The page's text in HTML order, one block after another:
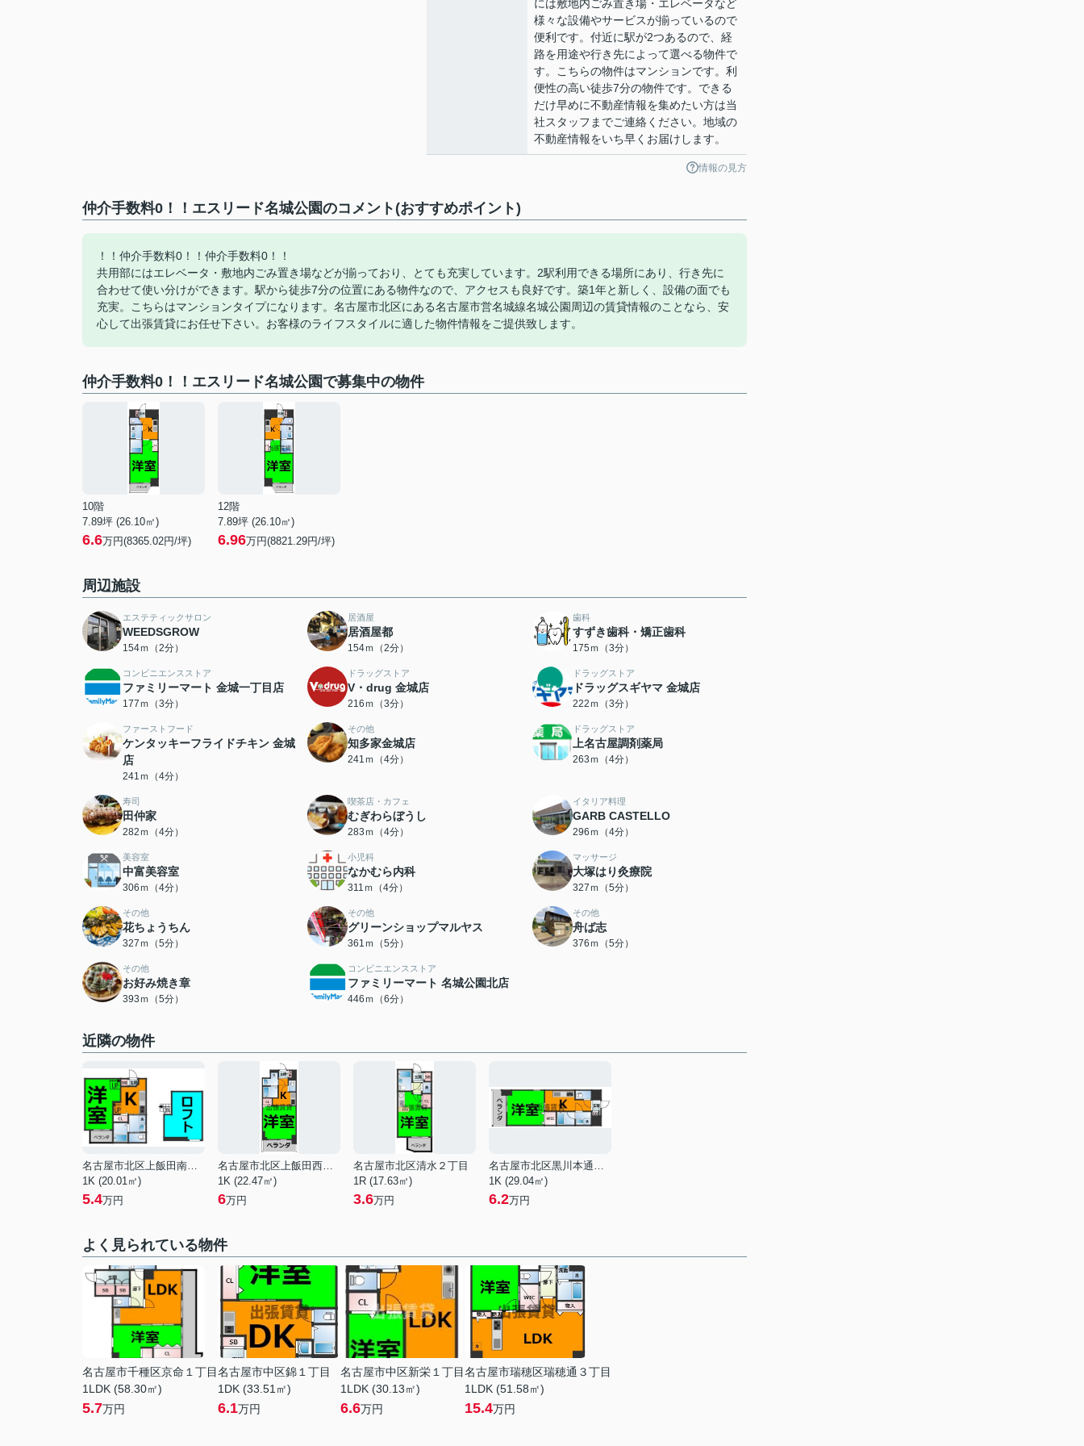
には敷地内ごみ置き場・エレベータなど
様々な設備やサービスが揃っているので
便利です。付近に駅が2つあるので、経
路を用途や行き先によって選べる物件で
す。こちらの物件はマンションです。利
便性の高い徒歩7分の物件です。できる
だけ早めに不動産情報を集めたい方は当
社スタッフまでご連絡ください。地域の
不動産情報をいち早くお届けします。
情報の見方
仲介手数料0！！エスリード名城公園のコメント(おすすめポイント)
！！仲介手数料0！！仲介手数料0！！
共用部にはエレベータ・敷地内ごみ置き場などが揃っており、とても充実しています。2駅利用できる場所にあり、行き先に
合わせて使い分けができます。駅から徒歩7分の位置にある物件なので、アクセスも良好です。築1年と新しく、設備の面でも
充実。こちらはマンションタイプになります。名古屋市北区にある名古屋市営名城線名城公園周辺の賃貸情報のことなら、安
心して出張賃貸にお任せ下さい。お客様のライフスタイルに適した物件情報をご提供致します。
仲介手数料0！！エスリード名城公園で募集中の物件
10階
7.89坪 (26.10㎡)
6.6万円(8365.02円/坪)
12階
7.89坪 (26.10㎡)
6.96万円(8821.29円/坪)
周辺施設
エステティックサロン
WEEDSGROW
154ｍ（2分）
居酒屋
居酒屋都
154ｍ（2分）
歯科
すずき歯科・矯正歯科
175ｍ（3分）
コンビニエンスストア
ファミリーマート 金城一丁目店
177ｍ（3分）
ドラッグストア
V・drug 金城店
216ｍ（3分）
ドラッグストア
ドラッグスギヤマ 金城店
222ｍ（3分）
ファーストフード
ケンタッキーフライドチキン 金城
店
241ｍ（4分）
その他
知多家金城店
241ｍ（4分）
ドラッグストア
上名古屋調剤薬局
263ｍ（4分）
寿司
田仲家
282ｍ（4分）
喫茶店・カフェ
むぎわらぼうし
283ｍ（4分）
イタリア料理
GARB CASTELLO
296ｍ（4分）
美容室
中富美容室
306ｍ（4分）
小児科
なかむら内科
311ｍ（4分）
マッサージ
大塚はり灸療院
327ｍ（5分）
その他
花ちょうちん
327ｍ（5分）
その他
グリーンショップマルヤス
361ｍ（5分）
その他
舟ば志
376ｍ（5分）
その他
お好み焼き章
393ｍ（5分）
コンビニエンスストア
ファミリーマート 名城公園北店
446ｍ（6分）
近隣の物件
名古屋市北区上飯田南町５丁目
1K (20.01㎡)
5.4万円
名古屋市北区上飯田西町１丁目
1K (22.47㎡)
6万円
名古屋市北区清水２丁目
1R (17.63㎡)
3.6万円
名古屋市北区黒川本通５丁目
1K (29.04㎡)
6.2万円
よく見られている物件
名古屋市千種区京命１丁目
1LDK (58.30㎡)
5.7万円
名古屋市中区錦１丁目
1DK (33.51㎡)
6.1万円
名古屋市中区新栄１丁目
1LDK (30.13㎡)
6.6万円
名古屋市瑞穂区瑞穂通３丁目
1LDK (51.58㎡)
15.4万円